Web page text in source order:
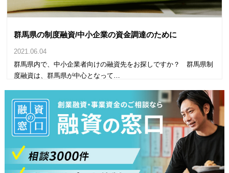
群馬県の制度融資/中小企業の資金調達のために
2021.06.04
群馬県内で、中小企業者向けの融資先をお探しですか？ 群馬県制
度融資は、群馬県が中心となって…